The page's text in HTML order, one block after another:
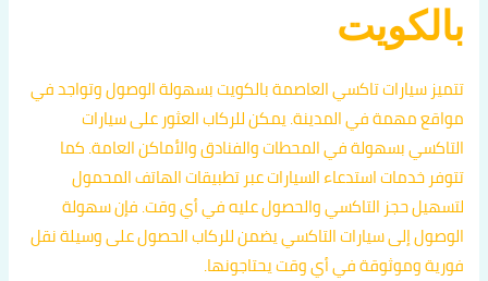
بالكويت
تتميز سيارات تاكسي العاصمة بالكويت بسهولة الوصول وتواجد في
مواقع مهمة في المدينة. يمكن للركاب العثور على سيارات
التاكسي بسهولة في المحطات والفنادق والأماكن العامة. كما
تتوفر خدمات استدعاء السيارات عبر تطبيقات الهاتف المحمول
لتسهيل حجز التاكسي والحصول عليه في أي وقت. فإن سهولة
الوصول إلى سيارات التاكسي يضمن للركاب الحصول على وسيلة نقل
فورية وموثوقة في أي وقت يحتاجونها.